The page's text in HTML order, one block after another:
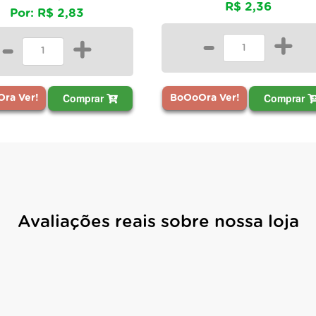
R$ 2,36
- +
Ver! Comprar
Por: R$ 5,53
- +
BoOoOra Ver! Comprar
Avaliações reais sobre nossa loja